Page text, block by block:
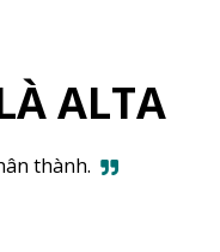
ALTA
thành.